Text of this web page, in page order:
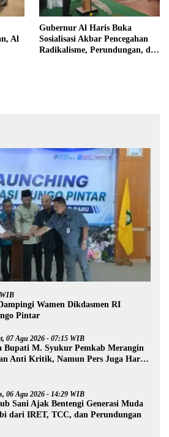
Al
Gubernur Al Haris Buka
Sosialisasi Akbar Pencegahan
Radikalisme, Perundungan, dan
Wamen Dikdasmen RI
Pintar
07 Agu 2026 - 07:15 WIB
Bupati M. Syukur Pemkab Merangin
Anti Kritik, Namun Pers Juga Harus
06 Agu 2026 - 14:29 WIB
Sani Ajak Bentengi Generasi Muda
dari IRET, TCC, dan Perundungan